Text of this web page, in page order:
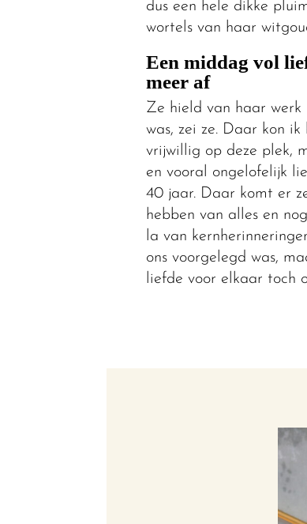
dus een hele dikke
wortels van haar
Een middag vol
meer af
Ze hield van haar werk
was, zei ze. Daar kon
vrijwillig op deze plek,
en vooral ongelofelijk
40 jaar. Daar komt er
hebben van alles en
la van
ons voorgelegd was,
liefde voor elkaar toch